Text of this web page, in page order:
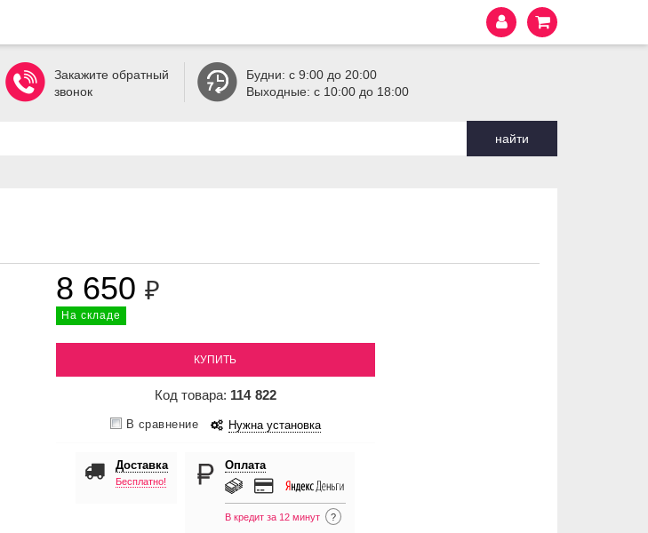
Закажите обратный
звонок
Будни: с 9:00 до 20:00
Выходные: с 10:00 до 18:00
найти
8 650 ₽
На складе
КУПИТЬ
Код товара: 114 822
В сравнение Нужна установка
Доставка
Бесплатно!
Оплата
В кредит за 12 минут ?